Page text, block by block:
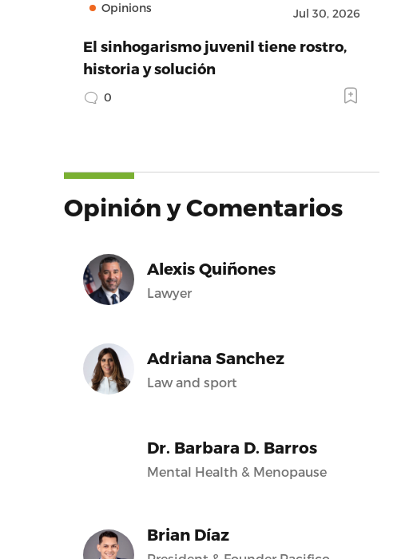
Opinions Jul 30, 2026
El sinhogarismo juvenil tiene rostro,
historia y solución
0
Opinión y Comentarios
Alexis Quiñones
Lawyer
Adriana Sanchez
Law and sport
Dr. Barbara D. Barros
Mental Health & Menopause
Brian Díaz